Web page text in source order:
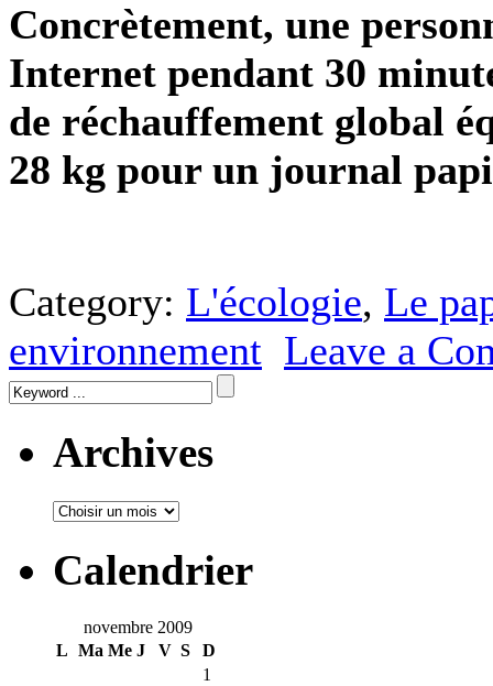
Concrètement, une
Internet pendant 30
de réchauffement global
28 kg pour un journal
Category: L'écologie, Le
environnement Leave a
Archives
Calendrier
novembre 2009
L Ma Me J V S D
1